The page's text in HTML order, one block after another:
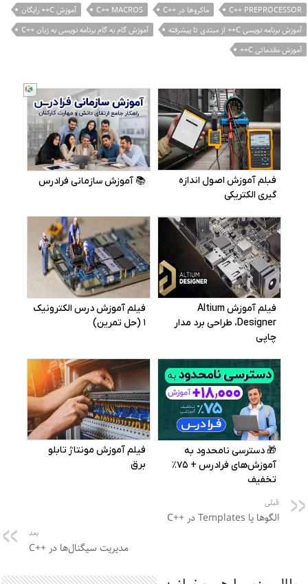
C++ PREPROCESSOR
ماکروها در ++C C++ MACROS
آموزش C++ رایگان
آموزش برنامه نویسی C++ از مبتدی تا پیشرفته
آموزش گام به گام برنامه نویسی به زبان ++C
آموزش مقدماتی C++
قبلی
الگوها یا Templates در ++C
بعد
مدیریت سیگنال‌ها در ++C